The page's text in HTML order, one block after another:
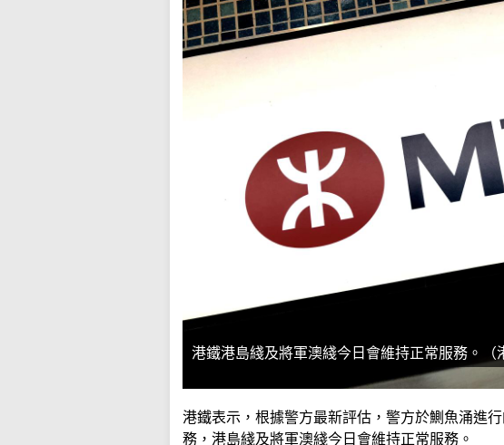
港鐵港島綫及將軍澳綫今日會維持正常服務。（
港鐵表示，根據警方最新評估，警方於鰂魚涌進
務，港島綫及將軍澳綫今日會維持正常服務。